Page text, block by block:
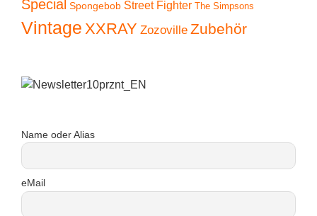
Special Spongebob Street Fighter The Simpsons
Vintage XXRAY Zozoville Zubehör
Name oder Alias
eMail